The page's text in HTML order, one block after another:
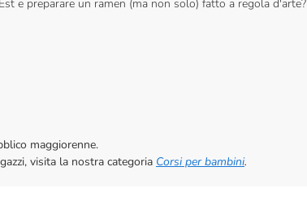
e preparare un ramen (ma non solo) fatto a regola d'arte?
maggiorenne.
visita la nostra categoria Corsi per bambini.